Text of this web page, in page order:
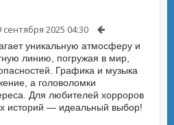
сентября 2025 04:30
уникальную атмосферу и
линию, погружая в мир,
Графика и музыка
а головоломки
Для любителей хорроров
историй — идеальный выбор!